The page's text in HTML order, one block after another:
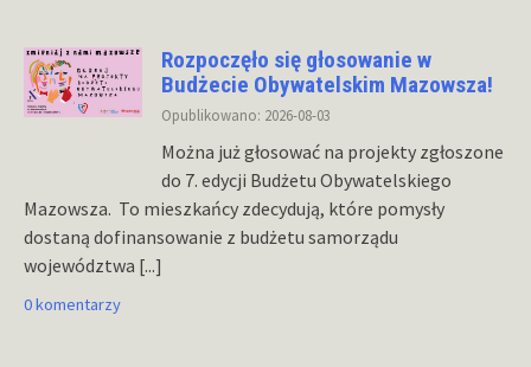
Rozpoczęło się głosowanie w
Budżecie Obywatelskim Mazowsza!
Opublikowano: 2026-08-03
Można już głosować na projekty zgłoszone
do 7. edycji Budżetu Obywatelskiego
Mazowsza. To mieszkańcy zdecydują, które pomysły
dostaną dofinansowanie z budżetu samorządu
województwa [...]
0 komentarzy